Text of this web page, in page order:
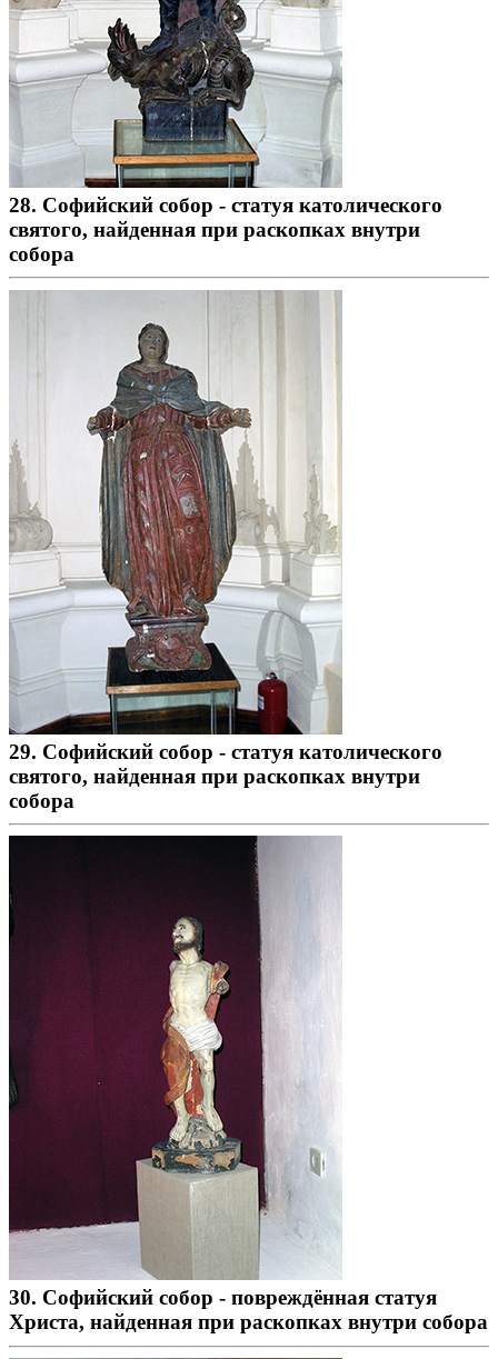
28. Софийский собор - статуя католического
святого, найденная при раскопках внутри
собора
29. Софийский собор - статуя католического
святого, найденная при раскопках внутри
собора
30. Софийский собор - повреждённая статуя
Христа, найденная при раскопках внутри собора